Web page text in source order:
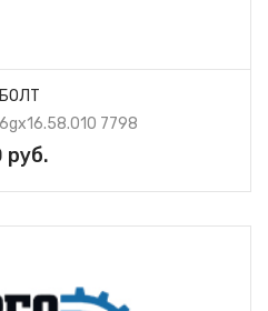
БОЛТ
7798
руб.